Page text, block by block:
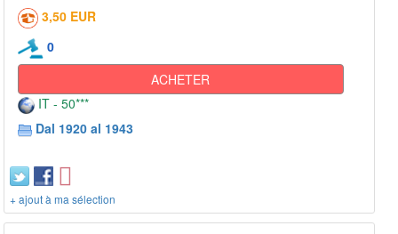
3,50 EUR
0
ACHETER
IT - 50***
Dal 1920 al 1943
+ ajout à ma sélection